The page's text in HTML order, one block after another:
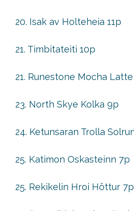
20. Isak av Holteheia 11p
21. Timbitateiti 10p
21. Runestone Mocha
23. North Skye Kolka 9p
24. Ketunsaran Trolla
25. Katimon Oskasteinn 7p
25. Rekikelin Hroi Höttur 7p